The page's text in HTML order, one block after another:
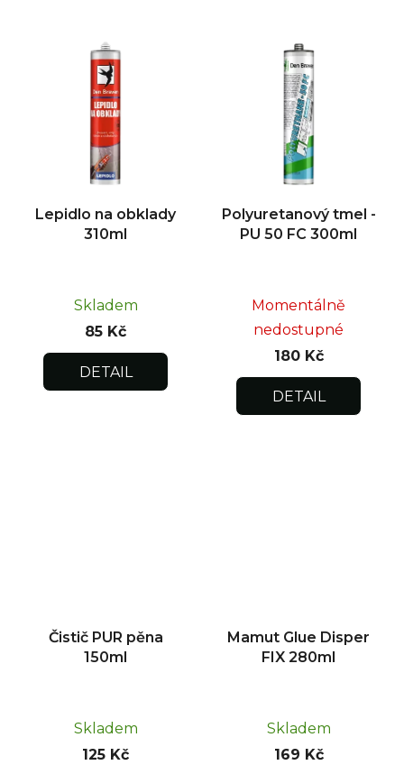
Lepidlo na obklady
310ml
Skladem
85 Kč
DETAIL
Polyuretanový tmel -
PU 50 FC 300ml
Momentálně
nedostupné
180 Kč
DETAIL
Čistič PUR pěna
150ml
Skladem
125 Kč
Mamut Glue Disper
FIX 280ml
Skladem
169 Kč